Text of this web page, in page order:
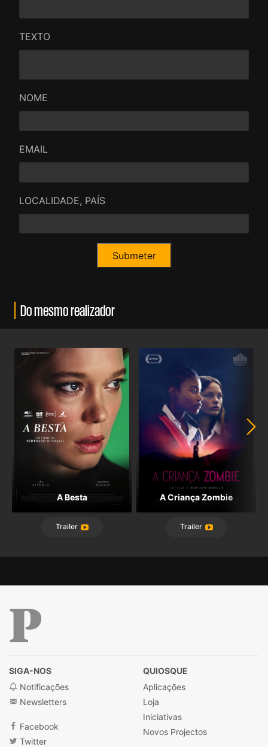
TEXTO
NOME
EMAIL
LOCALIDADE, PAÍS
Do mesmo realizador
A Besta
Trailer
A Criança Zombie
Trailer
SIGA-NOS
Notificações
Newsletters
Facebook
Twitter
QUIOSQUE
Aplicações
Loja
Iniciativas
Novos Projectos